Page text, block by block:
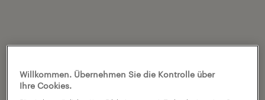
Willkommen. Übernehmen Sie die Kontrolle über
Ihre Cookies.